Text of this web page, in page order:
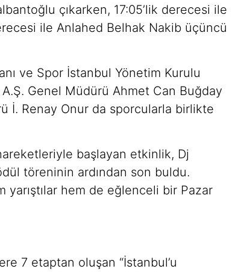
çıkarken, 17:05’lik derecesi ile
ile Anlahed Belhak Nakib üçüncü
ve Spor İstanbul Yönetim Kurulu
A.Ş. Genel Müdürü Ahmet Can Buğday
İ. Renay Onur da sporcularla birlikte
başlayan etkinlik, Dj
töreninin ardından son buldu.
hem de eğlenceli bir Pazar
7 etaptan oluşan “İstanbul’u